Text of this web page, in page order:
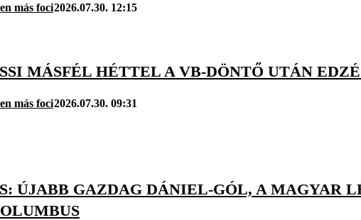
más foci2026.07.30. 12:15
MÁSFÉL HÉTTEL A VB-DÖNTŐ UTÁN
más foci2026.07.30. 09:31
ÚJABB GAZDAG DÁNIEL-GÓL, A MAGYAR